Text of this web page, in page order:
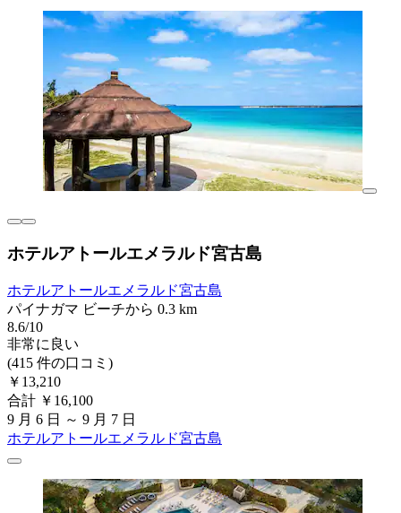
ホテルアトールエメラルド宮古島
ホテルアトールエメラルド宮古島
パイナガマ ビーチから 0.3 km
8.6/10
非常に良い
(415 件の口コミ)
￥13,210
合計 ￥16,100
9 月 6 日 ～ 9 月 7 日
ホテルアトールエメラルド宮古島